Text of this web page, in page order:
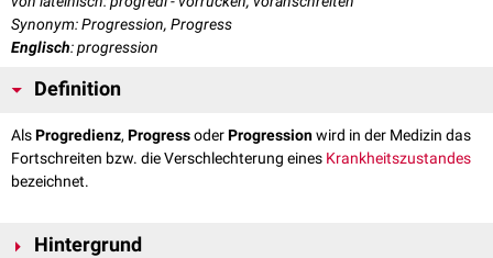
Synonym: Progression, Progress
Englisch: progression
Definition
AlsProgredienz, ProgressoderProgressionwird in der Medizin das
Fortschreiten bzw. die Verschlechterung eines Krankheitszustandes
bezeichnet.
Hintergrund